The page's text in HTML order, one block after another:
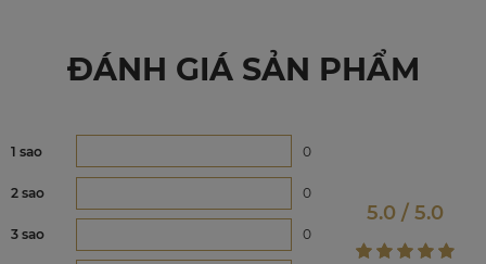
ĐÁNH GIÁ SẢN PHẨM
1 sao 0
2 sao 0
3 sao 0
5.0 / 5.0